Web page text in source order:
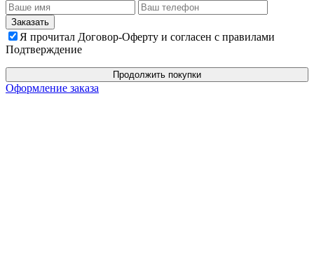
Я прочитал Договор-Оферту и согласен с правилами
Подтверждение
Продолжить покупки
Оформление заказа